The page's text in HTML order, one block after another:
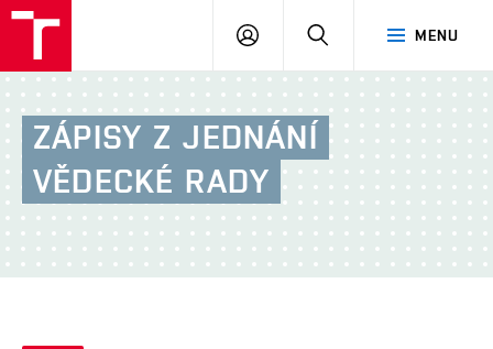
MENU
PŘIHLÁSIT
ZÁPISY Z JEDNÁNÍ
VĚDECKÉ RADY